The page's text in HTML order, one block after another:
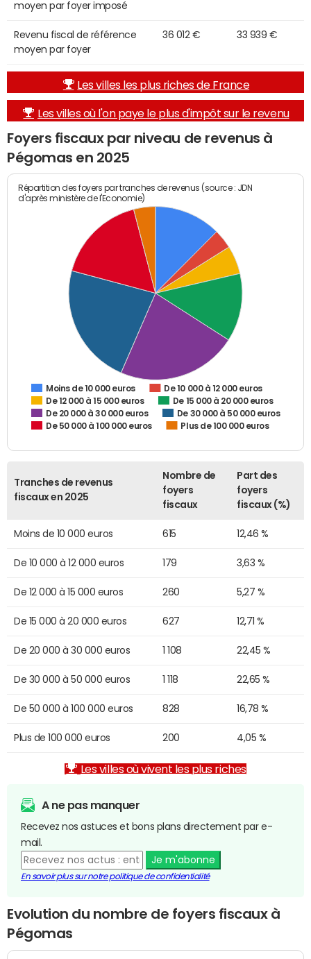
moyen par foyer imposé
Revenu fiscal de référence
moyen par foyer
36 012 € 33 939 €
Les villes les plus riches de France
Les villes où l'on paye le plus d'impôt sur le revenu
Foyers fiscaux par niveau de revenus à
Pégomas en 2025
Répartition des foyers par tranches de revenus (source : JDN
d'après ministère de l'Economie)
Moins de 10 000 euros
De 10 000 à 12 000 euros
De 12 000 à 15 000 euros
De 15 000 à 20 000 euros
De 20 000 à 30 000 euros
De 30 000 à 50 000 euros
De 50 000 à 100 000 euros
Plus de 100 000 euros
Tranches de revenus
fiscaux en 2025
Nombre de
foyers
fiscaux
Part des
foyers
fiscaux (%)
Moins de 10 000 euros 615 12,46 %
De 10 000 à 12 000 euros 179 3,63 %
De 12 000 à 15 000 euros 260 5,27 %
De 15 000 à 20 000 euros 627 12,71 %
De 20 000 à 30 000 euros 1 108 22,45 %
De 30 000 à 50 000 euros 1 118 22,65 %
De 50 000 à 100 000 euros 828 16,78 %
Plus de 100 000 euros 200 4,05 %
Les villes où vivent les plus riches
A ne pas manquer
Recevez nos astuces et bons plans directement par e-
mail.
Je m'abonne
En savoir plus sur notre politique de confidentialité
Evolution du nombre de foyers fiscaux à
Pégomas